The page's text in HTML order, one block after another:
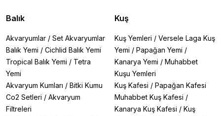
Balık
Akvaryumlar / Set Akvaryumlar
Balık Yemi / Cichlid Balık Yemi
Tropical Balık Yemi / Tetra
Yemi
Akvaryum Kumları / Bitki Kumu
Co2 Setleri / Akvaryum
Filtreleri
Kuş
Kuş Yemleri / Versele Laga Kuş
Yemi / Papağan Yemi /
Kanarya Yemi / Muhabbet
Kuşu Yemleri
Kuş Kafesi / Papağan Kafesi
Muhabbet Kuş Kafesi /
Kanarya Kuş Kafesi / Kuş